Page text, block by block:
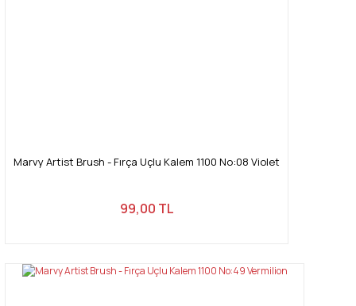
Marvy Artist Brush - Fırça Uçlu Kalem 1100 No:08 Violet
99,00 TL